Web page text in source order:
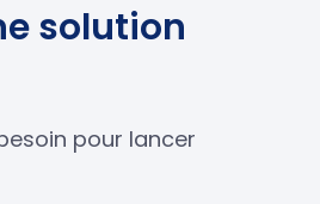
solution
pour lancer